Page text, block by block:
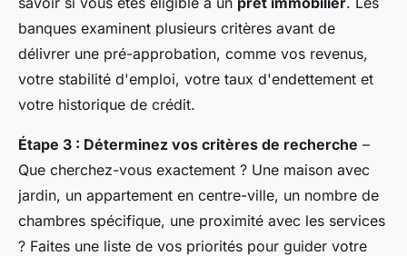
banques examinent plusieurs critères avant de
délivrer une pré-approbation, comme vos revenus,
votre stabilité d'emploi, votre taux d'endettement et
votre historique de crédit.
Étape 3 : Déterminez vos critères de recherche –
Que cherchez-vous exactement ? Une maison avec
jardin, un appartement en centre-ville, un nombre de
chambres spécifique, une proximité avec les services
? Faites une liste de vos priorités pour guider votre